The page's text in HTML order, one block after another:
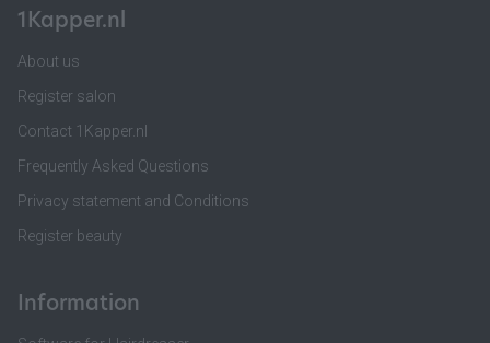
1Kapper.nl
About us
Register salon
Contact 1Kapper.nl
Frequently Asked Questions
Privacy statement and Conditions
Register beauty
Information